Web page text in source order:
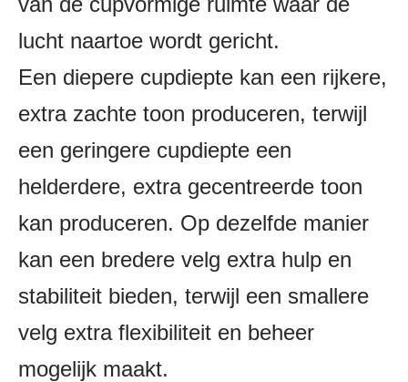
lucht naartoe wordt gericht.
Een diepere cupdiepte kan een rijkere,
extra zachte toon produceren, terwijl
een geringere cupdiepte een
helderdere, extra gecentreerde toon
kan produceren. Op dezelfde manier
kan een bredere velg extra hulp en
stabiliteit bieden, terwijl een smallere
velg extra flexibiliteit en beheer
mogelijk maakt.